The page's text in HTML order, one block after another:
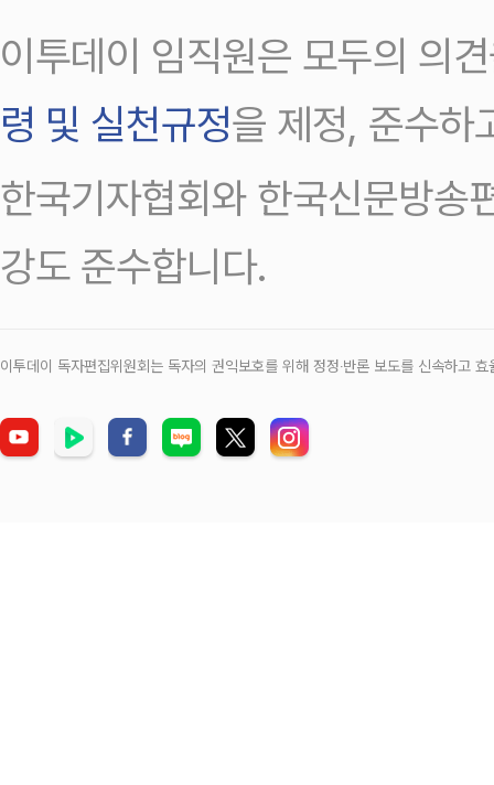
이투데이 임직원은 모두의 의
령 및 실천규정을 제정, 준수하
한국기자협회와 한국신문방송
강도 준수합니다.
이투데이 독자편집위원회는 독자의 권익보호를 위해 정정‧반론 보도를 신속하고